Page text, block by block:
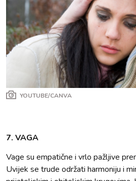
YOUTUBE/CANVA
7. VAGA
Vage su empatične i vrlo pažljive
Uvijek se trude održati harmoniju i